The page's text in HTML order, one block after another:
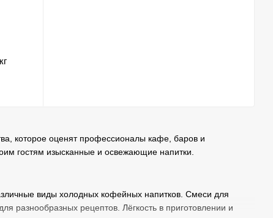
которое оценят профессионалы кафе, баров и
гостям изысканные и освежающие напитки.
виды холодных кофейных напитков. Смеси для
разнообразных рецептов. Лёгкость в приготовлении и